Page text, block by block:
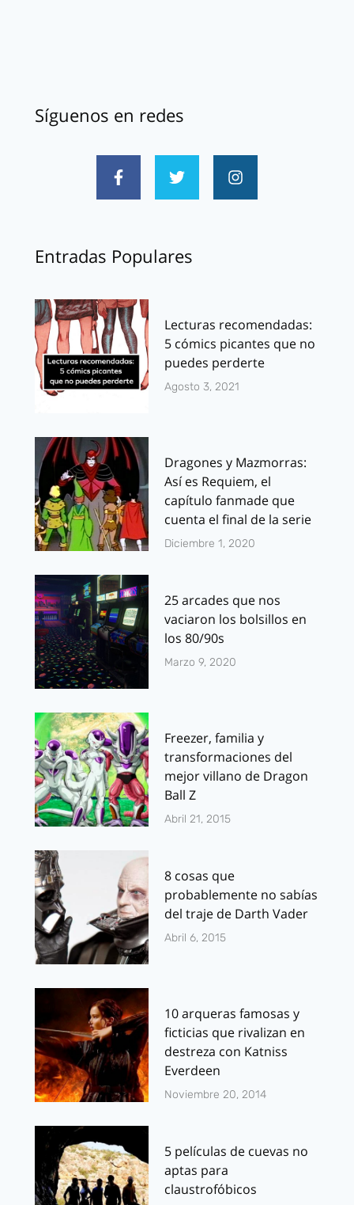
Síguenos en redes
Entradas Populares
Lecturas recomendadas:
5 cómics picantes que no
puedes perderte
Agosto 3, 2021
Dragones y Mazmorras:
Así es Requiem, el
capítulo fanmade que
cuenta el final de la serie
Diciembre 1, 2020
25 arcades que nos
vaciaron los bolsillos en
los 80/90s
Marzo 9, 2020
Freezer, familia y
transformaciones del
mejor villano de Dragon
Ball Z
Abril 21, 2015
8 cosas que
probablemente no sabías
del traje de Darth Vader
Abril 6, 2015
10 arqueras famosas y
ficticias que rivalizan en
destreza con Katniss
Everdeen
Noviembre 20, 2014
5 películas de cuevas no
aptas para
claustrofóbicos